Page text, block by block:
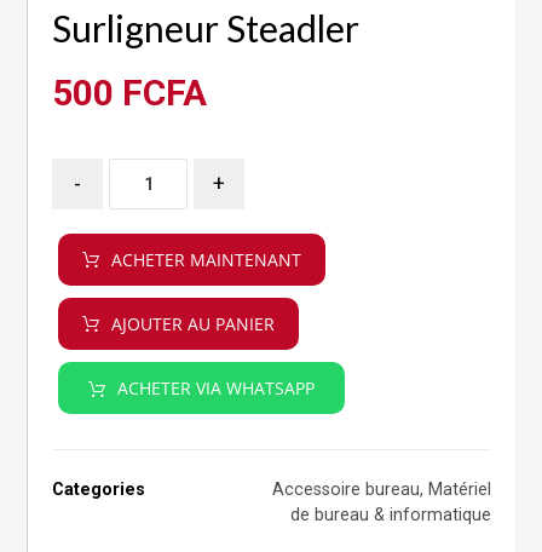
Surligneur Steadler
500 FCFA
- +
ACHETER MAINTENANT
AJOUTER AU PANIER
ACHETER VIA WHATSAPP
Categories Accessoire bureau, Matériel
de bureau & informatique